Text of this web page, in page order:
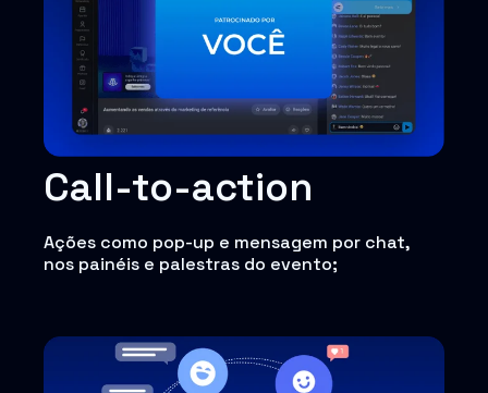
Call-to-action
Ações como pop-up e mensagem por chat,
nos painéis e palestras do evento;